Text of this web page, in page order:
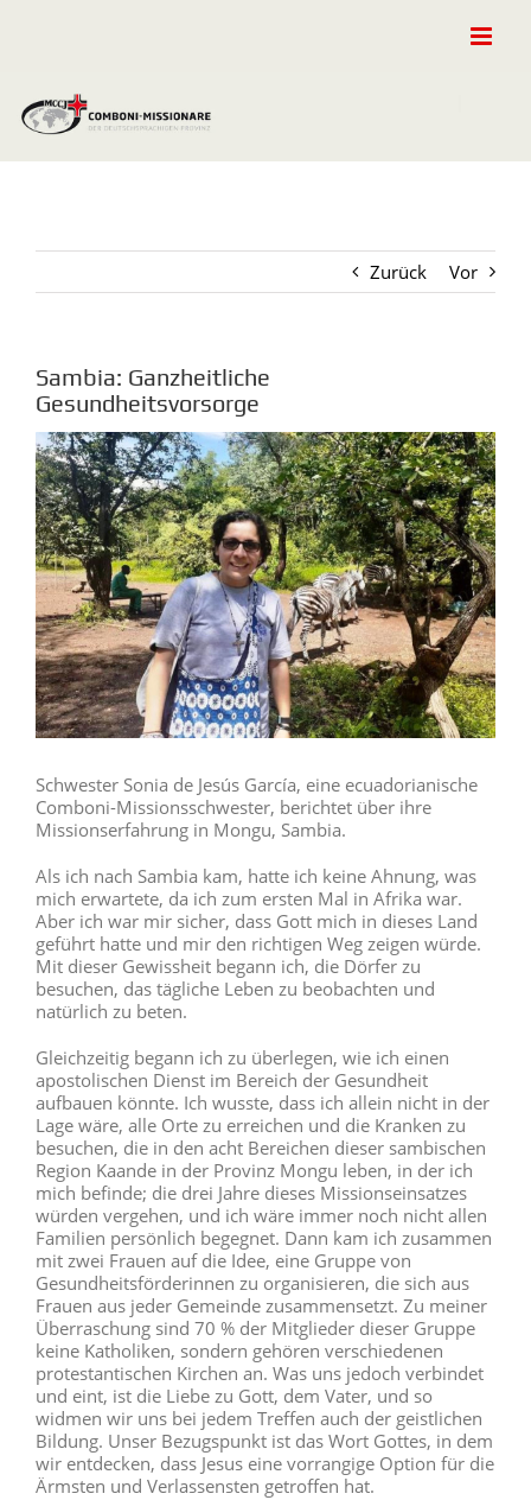
Zurück Vor
Sambia: Ganzheitliche
Gesundheitsvorsorge
Zeige
grösseres
Bild
Schwester Sonia de Jesús García, eine ecuadorianische
Comboni-Missionsschwester, berichtet über ihre
Missionserfahrung in Mongu, Sambia.
Als ich nach Sambia kam, hatte ich keine Ahnung, was
mich erwartete, da ich zum ersten Mal in Afrika war.
Aber ich war mir sicher, dass Gott mich in dieses Land
geführt hatte und mir den richtigen Weg zeigen würde.
Mit dieser Gewissheit begann ich, die Dörfer zu
besuchen, das tägliche Leben zu beobachten und
natürlich zu beten.
Gleichzeitig begann ich zu überlegen, wie ich einen
apostolischen Dienst im Bereich der Gesundheit
aufbauen könnte. Ich wusste, dass ich allein nicht in der
Lage wäre, alle Orte zu erreichen und die Kranken zu
besuchen, die in den acht Bereichen dieser sambischen
Region Kaande in der Provinz Mongu leben, in der ich
mich befinde; die drei Jahre dieses Missionseinsatzes
würden vergehen, und ich wäre immer noch nicht allen
Familien persönlich begegnet. Dann kam ich zusammen
mit zwei Frauen auf die Idee, eine Gruppe von
Gesundheitsförderinnen zu organisieren, die sich aus
Frauen aus jeder Gemeinde zusammensetzt. Zu meiner
Überraschung sind 70 % der Mitglieder dieser Gruppe
keine Katholiken, sondern gehören verschiedenen
protestantischen Kirchen an. Was uns jedoch verbindet
und eint, ist die Liebe zu Gott, dem Vater, und so
widmen wir uns bei jedem Treffen auch der geistlichen
Bildung. Unser Bezugspunkt ist das Wort Gottes, in dem
wir entdecken, dass Jesus eine vorrangige Option für die
Ärmsten und Verlassensten getroffen hat.